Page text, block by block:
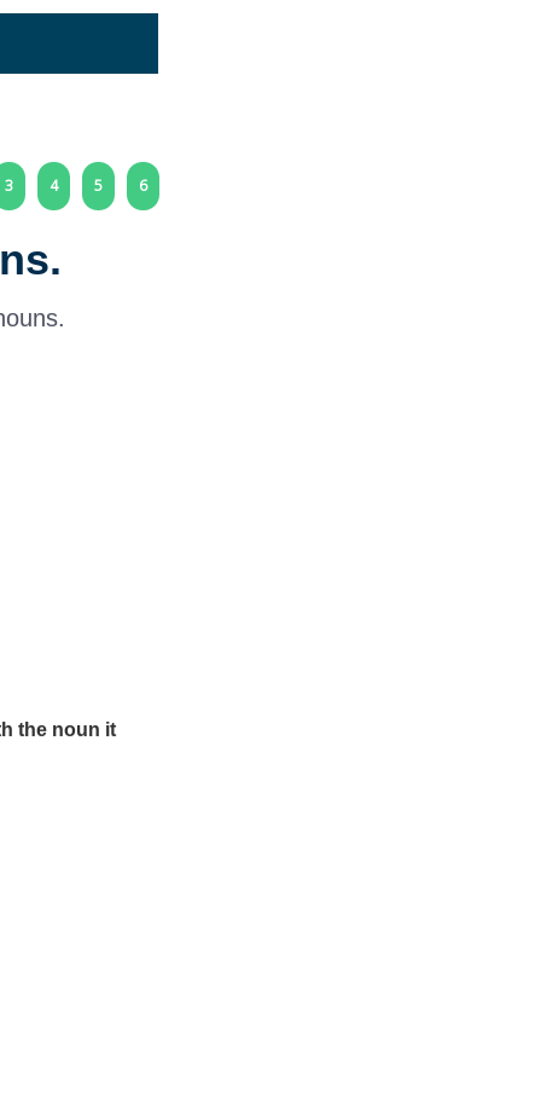
3 4 5 6
the noun it